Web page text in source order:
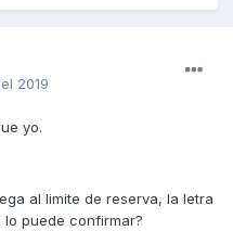
2019
yo.
al limite de reserva, la letra
lo puede confirmar?